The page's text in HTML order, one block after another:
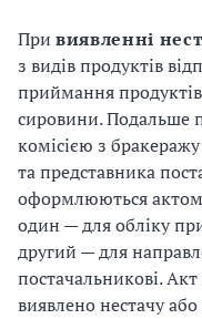
При виявленні
з видів продуктів
приймання
сировини. Подальше
комісією з бракеражу
та представника
оформлюються
один — для обліку
другий — для
постачальникові.
виявлено нестачу